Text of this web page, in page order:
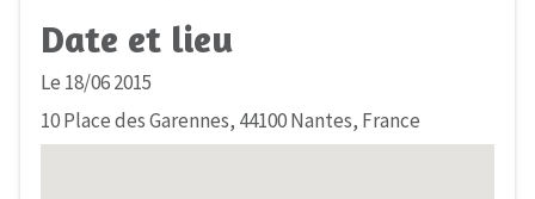
Date et lieu
Le 18/06 2015
10 Place des Garennes, 44100 Nantes, France